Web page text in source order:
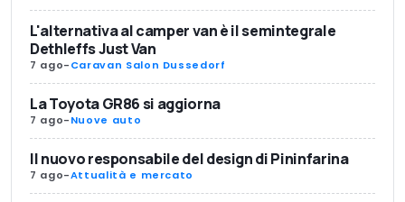
L'alternativa al camper van è il semintegrale
Dethleffs Just Van
7 ago-Caravan Salon Dussedorf
La Toyota GR86 si aggiorna
7 ago-Nuove auto
Il nuovo responsabile del design di Pininfarina
7 ago-Attualità e mercato